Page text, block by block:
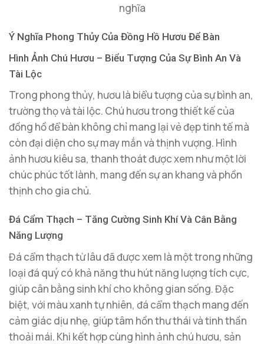
nghĩa
Ý Nghĩa Phong Thủy Của Đồng Hồ Hươu Để Bàn
Hình Ảnh Chú Hươu – Biểu Tượng Của Sự Bình An Và
Tài Lộc
Trong phong thủy, hươu là biểu tượng của sự bình an,
trường thọ và tài lộc. Chú hươu trong thiết kế của
đồng hồ để bàn không chỉ mang lại vẻ đẹp tinh tế mà
còn đại diện cho sự may mắn và thịnh vượng. Hình
ảnh hươu kiêu sa, thanh thoát được xem như một lời
chúc phúc tốt lành, mang đến sự an khang và phồn
thịnh cho gia chủ.
Đá Cẩm Thạch – Tăng Cường Sinh Khí Và Cân Bằng
Năng Lượng
Đá cẩm thạch từ lâu đã được xem là một trong những
loại đá quý có khả năng thu hút năng lượng tích cực,
giúp cân bằng sinh khí cho không gian sống. Đặc
biệt, với màu xanh tự nhiên, đá cẩm thạch mang đến
cảm giác dịu nhẹ, giúp tâm hồn thư thái và tinh thần
thoải mái. Khi kết hợp cùng hình ảnh chú hươu, sản